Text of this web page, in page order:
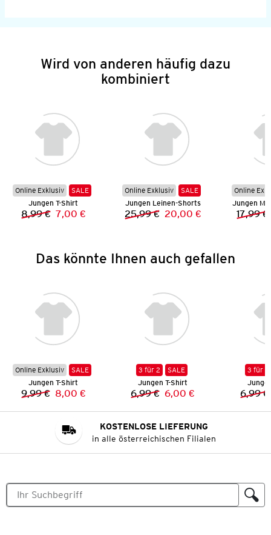
Wird von anderen häufig dazu
kombiniert
Online Exklusiv
SALE
Jungen T-Shirt
Vorheriger Preis:
8,99 € Neuer Preis:
7,00 €
Online Exklusiv
SALE
Jungen Leinen-Shorts
Vorheriger Preis:
25,99 € Neuer Preis:
20,00 €
Online
Jungen
17,99 €
Das könnte Ihnen auch gefallen
Online Exklusiv
SALE
Jungen T-Shirt
Vorheriger Preis:
9,99 € Neuer Preis:
8,00 €
3 für 2
SALE
Jungen T-Shirt
Vorheriger Preis:
6,99 € Neuer Preis:
6,00 €
3 für 2
6,99 €
KOSTENLOSE LIEFERUNG
in alle österreichischen Filialen